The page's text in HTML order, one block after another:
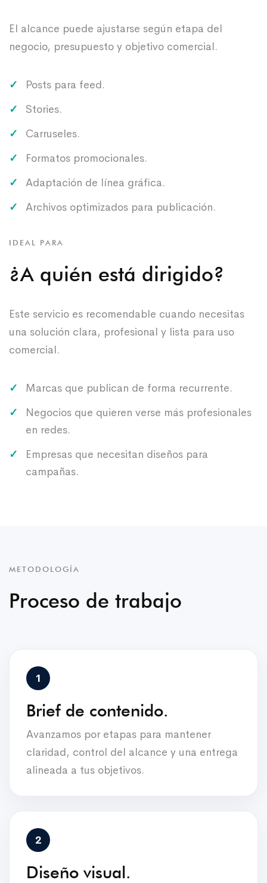
El alcance puede ajustarse según etapa del
negocio, presupuesto y objetivo comercial.
Posts para feed.
Stories.
Carruseles.
Formatos promocionales.
Adaptación de línea gráfica.
Archivos optimizados para publicación.
IDEAL PARA
¿A quién está dirigido?
Este servicio es recomendable cuando necesitas
una solución clara, profesional y lista para uso
comercial.
Marcas que publican de forma recurrente.
Negocios que quieren verse más profesionales
en redes.
Empresas que necesitan diseños para
campañas.
METODOLOGÍA
Proceso de trabajo
Brief de contenido.
Avanzamos por etapas para mantener
claridad, control del alcance y una entrega
alineada a tus objetivos.
Diseño visual.